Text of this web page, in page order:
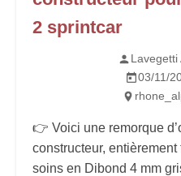
2 sprintcar
Lavegetti
03/11/
👉 Voici une remorque
constructeur,
soins en Dibond 4 mm